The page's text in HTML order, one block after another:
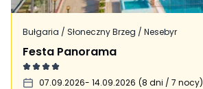
Bułgaria / Słoneczny Brzeg / Nesebyr
Festa Panorama
07.09.2026- 14.09.2026 (8 dni / 7 nocy)